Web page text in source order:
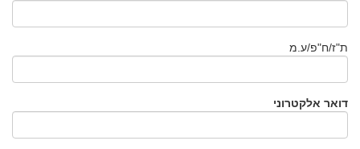
ת"ז/ח"פ/ע.מ
דואר אלקטרוני